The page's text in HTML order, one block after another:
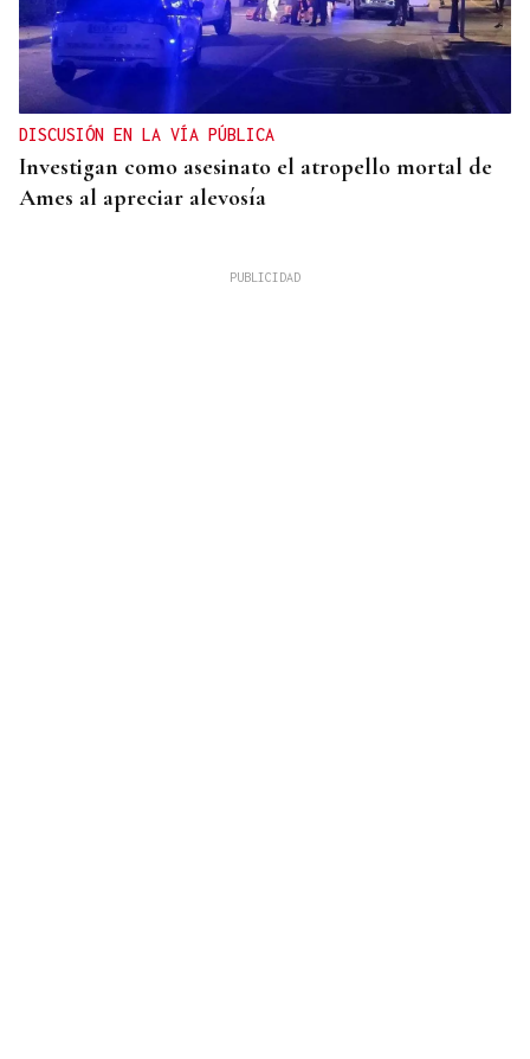
DISCUSIÓN EN LA VÍA PÚBLICA
Investigan como asesinato el atropello mortal de
Ames al apreciar alevosía